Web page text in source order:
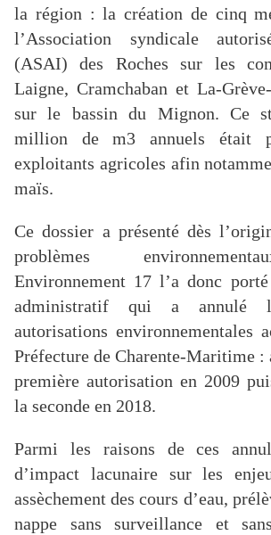
la région : la création de cinq
l’Association syndicale
(ASAI) des Roches sur les
Laigne, Cramchaban et La-
sur le bassin du Mignon. Ce
million de m3 annuels était
exploitants agricoles afin
maïs.
Ce dossier a présenté dès
problèmes
Environnement 17 l’a donc
administratif qui a annulé
autorisations environnementales
Préfecture de Charente-Maritime :
première autorisation en 2009
la seconde en 2018.
Parmi les raisons de ces
d’impact lacunaire sur les
assèchement des cours d’eau,
nappe sans surveillance et